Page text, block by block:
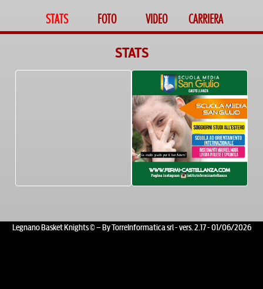
STATS FOTO VIDEO CARRIERA
STATS
Legnano Basket Knights © – By TorreInformatica srl - vers. 2.17 - 01/06/2026